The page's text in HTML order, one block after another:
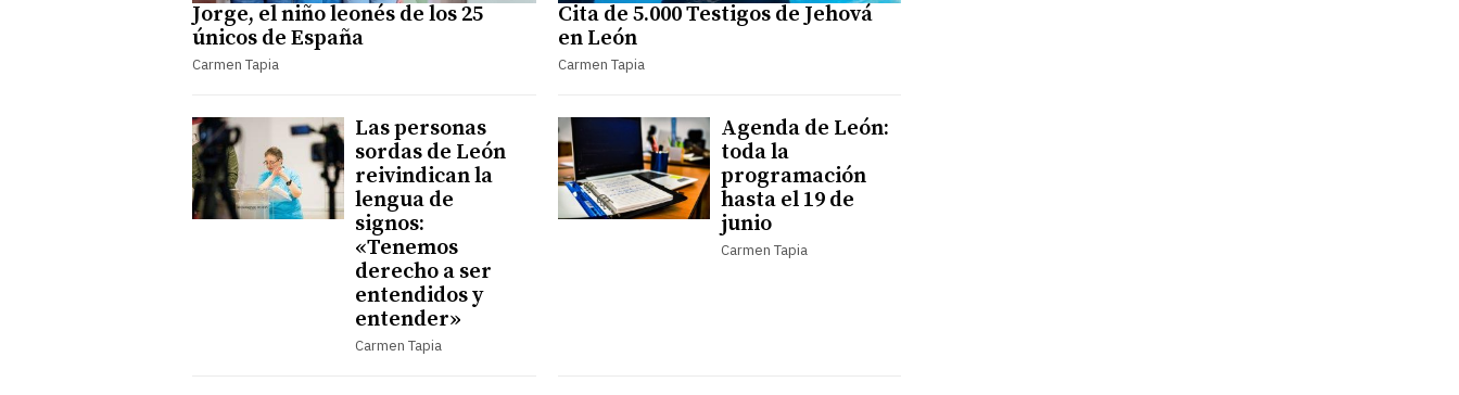
Jorge, el niño leonés de los 25
únicos de España
Carmen Tapia
Cita de 5.000 Testigos de Jehová
en León
Carmen Tapia
Las personas
sordas de León
reivindican la
lengua de
signos:
«Tenemos
derecho a ser
entendidos y
entender»
Carmen Tapia
Agenda de León:
toda la
programación
hasta el 19 de
junio
Carmen Tapia